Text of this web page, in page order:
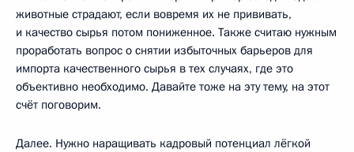
животные страдают, если вовремя их не прививать,
и качество сырья потом пониженное. Также считаю нужным
проработать вопрос о снятии избыточных барьеров для
импорта качественного сырья в тех случаях, где это
объективно необходимо. Давайте тоже на эту тему, на этот
счёт поговорим.
Далее. Нужно наращивать кадровый потенциал лёгкой